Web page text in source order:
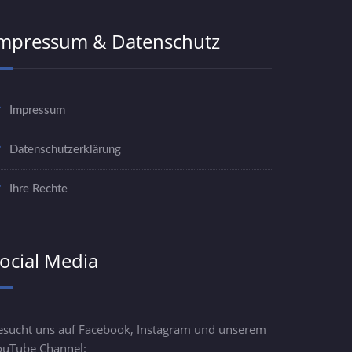
& Datenschutz
Impressum
Datenschutzerklärung
Ihre Rechte
Media
uns auf Facebook, Instagram und unserem
Channel: